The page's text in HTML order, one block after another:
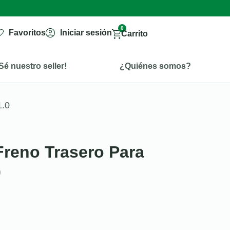
Favoritos Iniciar sesión
0
Carrito
nuestro seller! ¿Quiénes somos?
Trasero Para